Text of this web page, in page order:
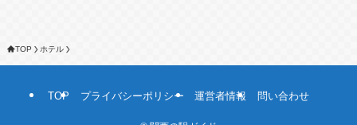
TOP ホテル
TOP プライバシーポリシー 運営者情報 問い合わせ